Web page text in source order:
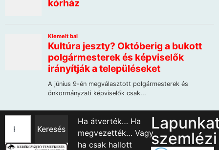
Keresés
Ha átverték… Ha
megvezették… Vagy
ha csak hallott
szemlézi